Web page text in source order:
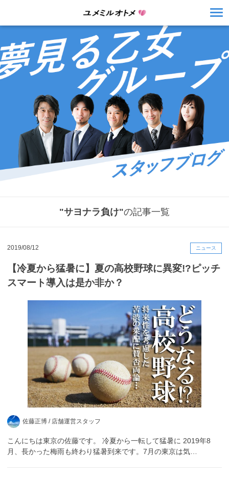
"サヨナラ負け"の記事一覧
2019/08/12 ニュース
【冷夏から猛暑に】夏の高校野球に異変!?ピッチ
スマート導入は是か非か？
佐藤正博 / 店舗運営スタッフ
こんにちは東京の佐藤です。 冷夏から一転して猛暑に 2019年8
月、長かった梅雨も終わり猛暑到来です。7月の東京は気…